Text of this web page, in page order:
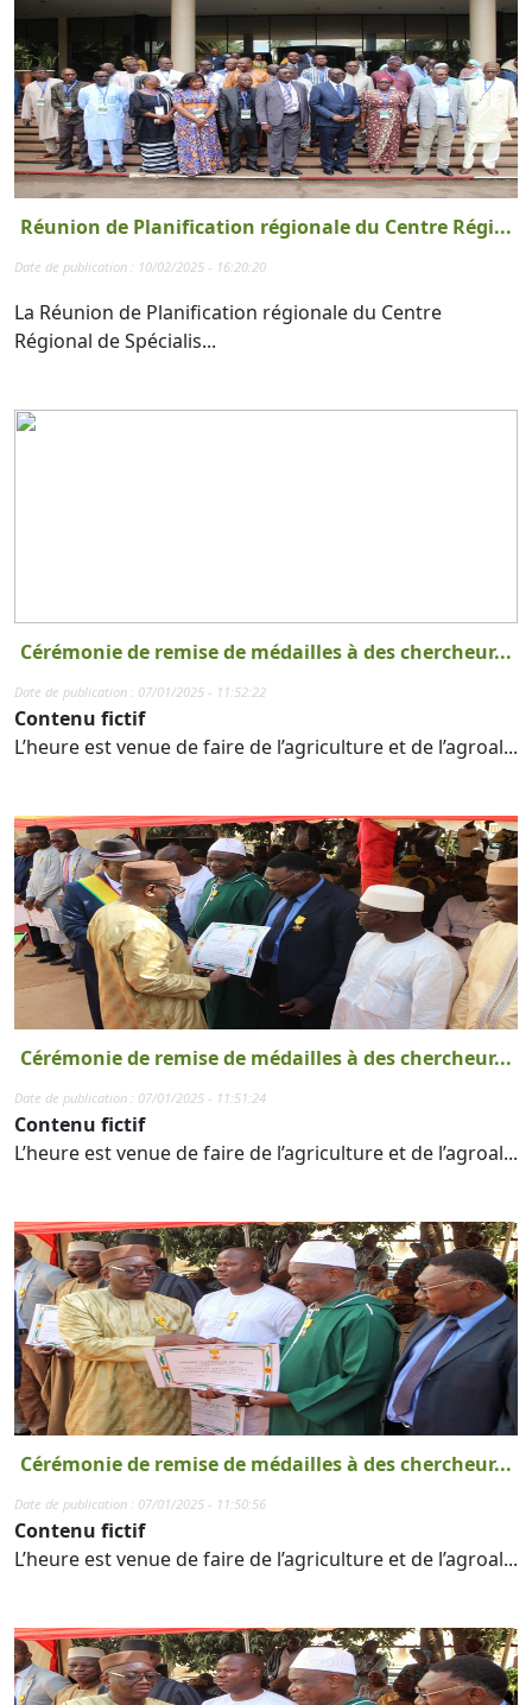
Réunion de Planification régionale du Centre Régi...
Date de publication : 10/02/2025 - 16:20:20
La Réunion de Planification régionale du Centre
Régional de Spécialis...
Cérémonie de remise de médailles à des chercheur...
Date de publication : 07/01/2025 - 11:52:22
Contenu fictif
L’heure est venue de faire de l’agriculture et de l’agroal...
Cérémonie de remise de médailles à des chercheur...
Date de publication : 07/01/2025 - 11:51:24
Contenu fictif
L’heure est venue de faire de l’agriculture et de l’agroal...
Cérémonie de remise de médailles à des chercheur...
Date de publication : 07/01/2025 - 11:50:56
Contenu fictif
L’heure est venue de faire de l’agriculture et de l’agroal...